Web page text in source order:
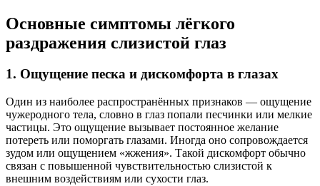
Основные симптомы лёгкого
раздражения слизистой глаз
1. Ощущение песка и дискомфорта в глазах
Один из наиболее распространённых признаков — ощущение
чужеродного тела, словно в глаз попали песчинки или мелкие
частицы. Это ощущение вызывает постоянное желание
потереть или поморгать глазами. Иногда оно сопровождается
зудом или ощущением «жжения». Такой дискомфорт обычно
связан с повышенной чувствительностью слизистой к
внешним воздействиям или сухости глаз.